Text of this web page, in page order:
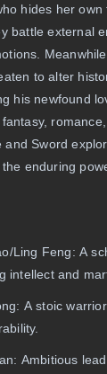
hides her
battle external
to alter
his newfound
and Sword
enduring
Ling Feng: A
intellect and
A stoic
Ambitious